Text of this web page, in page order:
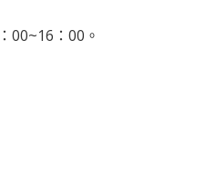
00~16：00。